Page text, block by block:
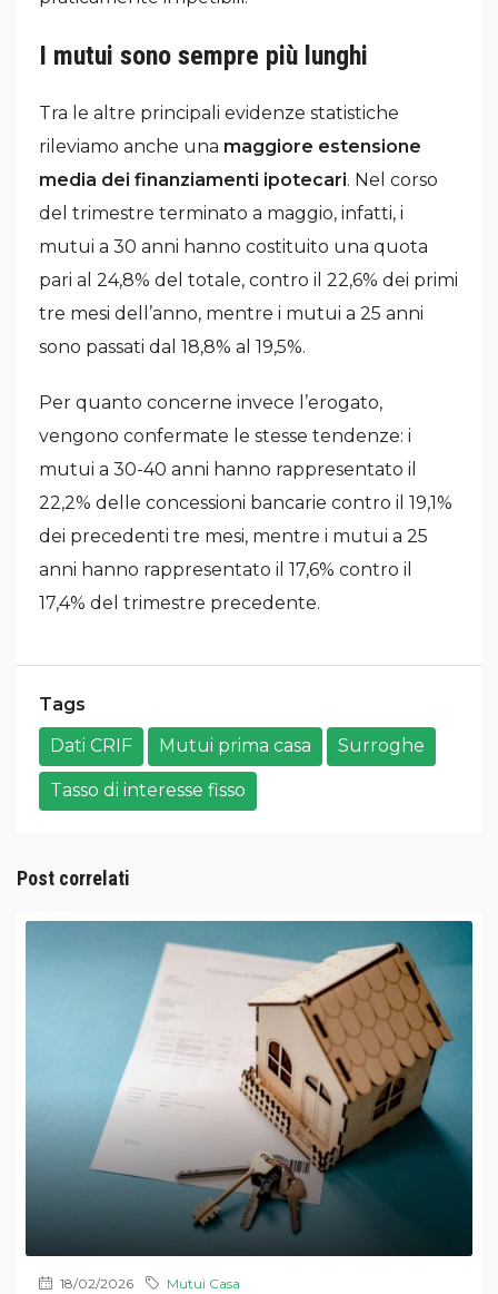
I mutui sono sempre più lunghi
Tra le altre principali evidenze statistiche
rileviamo anche una maggiore estensione
media dei finanziamenti ipotecari. Nel corso
del trimestre terminato a maggio, infatti, i
mutui a 30 anni hanno costituito una quota
pari al 24,8% del totale, contro il 22,6% dei primi
tre mesi dell’anno, mentre i mutui a 25 anni
sono passati dal 18,8% al 19,5%.
Per quanto concerne invece l’erogato,
vengono confermate le stesse tendenze: i
mutui a 30-40 anni hanno rappresentato il
22,2% delle concessioni bancarie contro il 19,1%
dei precedenti tre mesi, mentre i mutui a 25
anni hanno rappresentato il 17,6% contro il
17,4% del trimestre precedente.
Tags
Dati CRIF
Mutui prima casa Surroghe
Tasso di interesse fisso
Post correlati
18/02/2026 Mutui Casa